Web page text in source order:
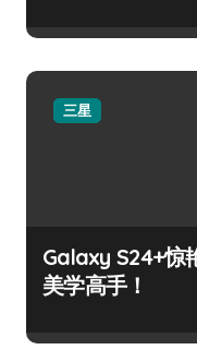
三星
Galaxy S24+惊
美学高手！